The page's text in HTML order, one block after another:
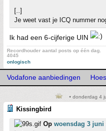
[..]
Je weet vast je ICQ nummer
Ik had een 6-cijferige UIN
Recordhouder aantal posts op één dag.
4045
onlogisch
Vodafone aanbiedingen
• donderdag 4
Kissingbird
Op woensdag 3 juni